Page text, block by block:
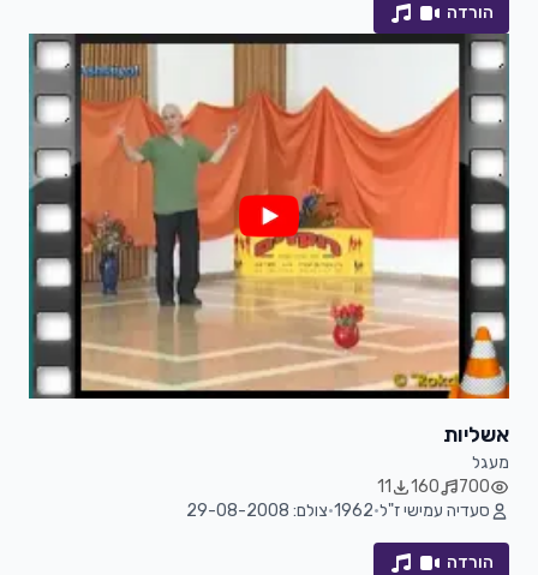
הורדה
אשליות
מעגל
700
160
11
סעדיה עמישי ז"ל•
1962
•צולם: 29-08-2008
הורדה